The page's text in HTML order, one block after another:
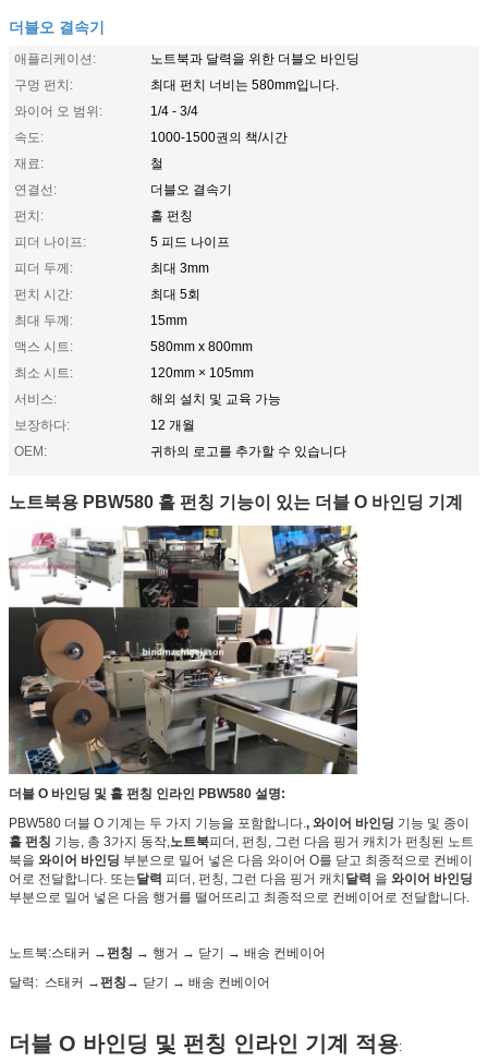
더블오 결속기
애플리케이션:
노트북과 달력을 위한 더블오 바인딩
구멍 펀치:
최대 펀치 너비는 580mm입니다.
와이어 오 범위:
1/4 - 3/4
속도:
1000-1500권의 책/시간
재료:
철
연결선:
더블오 결속기
펀치:
홀 펀칭
피더 나이프:
5 피드 나이프
피더 두께:
최대 3mm
펀치 시간:
최대 5회
최대 두께:
15mm
맥스 시트:
580mm x 800mm
최소 시트:
120mm × 105mm
서비스:
해외 설치 및 교육 가능
보장하다:
12 개월
OEM:
귀하의 로고를 추가할 수 있습니다
노트북용 PBW580 홀 펀칭 기능이 있는 더블 O 바인딩 기계
더블 O 바인딩 및 홀 펀칭 인라인 PBW580 설명:
PBW580 더블 O 기계는 두 가지 기능을 포함합니다., 와이어 바인딩 기능 및 종이
홀 펀칭 기능, 총 3가지 동작,노트북피더, 펀칭, 그런 다음 핑거 캐치가 펀칭된 노트
북을 와이어 바인딩 부분으로 밀어 넣은 다음 와이어 O를 닫고 최종적으로 컨베이
어로 전달합니다. 또는달력 피더, 펀칭, 그런 다음 핑거 캐치 달력 을 와이어 바인딩
부분으로 밀어 넣은 다음 행거를 떨어뜨리고 최종적으로 컨베이어로 전달합니다.
노트북:스태커 →펀칭 → 행거 → 닫기 → 배송 컨베이어
달력: 스태커 →펀칭 → 닫기 → 배송 컨베이어
더블 O 바인딩 및 펀칭 인라인 기계 적용: